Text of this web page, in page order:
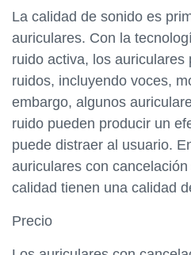
La calidad de sonido es
auriculares. Con la
ruido activa, los
ruidos, incluyendo voces,
embargo, algunos
ruido pueden producir un
puede distraer al usuario.
auriculares con
calidad tienen una calidad
Precio